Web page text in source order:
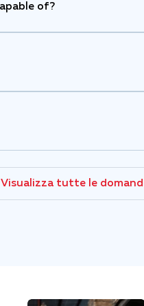
of?
Visualizza tutte le